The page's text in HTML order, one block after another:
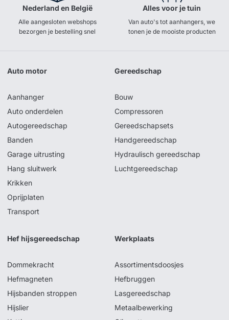
Nederland en België
Alle aangesloten webshops
bezorgen je bestelling snel
Alles voor je tuin
Van auto's tot aanhangers, we
tonen je de mooiste producten
Auto motor
Aanhanger
Auto onderdelen
Autogereedschap
Banden
Garage uitrusting
Hang sluitwerk
Krikken
Oprijplaten
Transport
Gereedschap
Bouw
Compressoren
Gereedschapsets
Handgereedschap
Hydraulisch gereedschap
Luchtgereedschap
Hef hijsgereedschap
Dommekracht
Hefmagneten
Hijsbanden stroppen
Hijslier
Werkplaats
Assortimentsdoosjes
Hefbruggen
Lasgereedschap
Metaalbewerking